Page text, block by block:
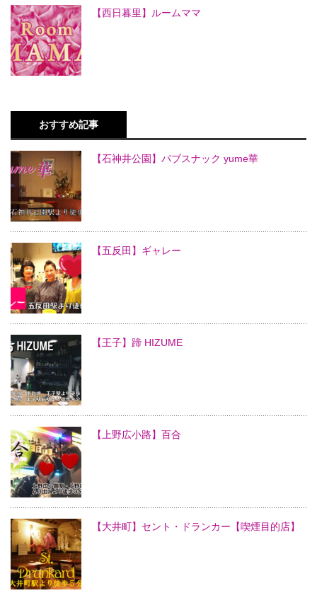
【西日暮里】ルームママ
おすすめ記事
【石神井公園】パブスナック yume華
【五反田】ギャレー
【王子】蹄 HIZUME
【上野広小路】百合
【大井町】セント・ドランカー【喫煙目的店】